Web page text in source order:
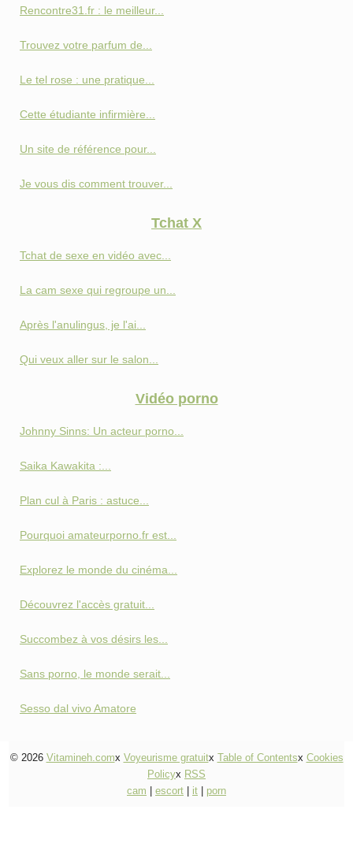
Rencontre31.fr : le meilleur...
Trouvez votre parfum de...
Le tel rose : une pratique...
Cette étudiante infirmière...
Un site de référence pour...
Je vous dis comment trouver...
Tchat X
Tchat de sexe en vidéo avec...
La cam sexe qui regroupe un...
Après l'anulingus, je l'ai...
Qui veux aller sur le salon...
Vidéo porno
Johnny Sinns: Un acteur porno...
Saika Kawakita :...
Plan cul à Paris : astuce...
Pourquoi amateurporno.fr est...
Explorez le monde du cinéma...
Découvrez l'accès gratuit...
Succombez à vos désirs les...
Sans porno, le monde serait...
Sesso dal vivo Amatore
© 2026 Vitamineh.comx Voyeurisme gratuitx Table of Contentsx Cookies
Policyx RSS
cam
escort it porn